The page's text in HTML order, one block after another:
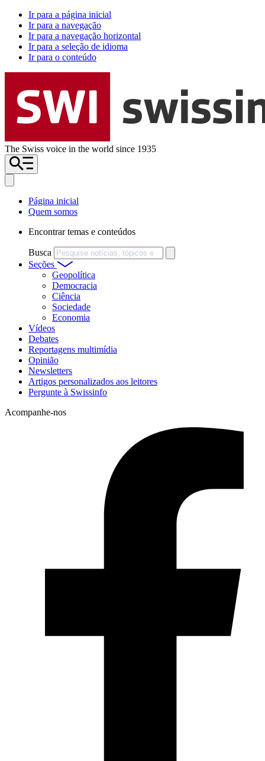
Ir para a página inicial
Ir para a navegação
Ir para a navegação horizontal
Ir para a seleção de idioma
Ir para o conteúdo
The Swiss voice in the world since 1935
Página inicial
Quem somos
Encontrar temas e conteúdos
Busca
Seções
Geopolítica
Democracia
Ciência
Sociedade
Economia
Vídeos
Debates
Reportagens multimídia
Opinião
Newsletters
Artigos personalizados aos leitores
Pergunte à Swissinfo
Acompanhe-nos